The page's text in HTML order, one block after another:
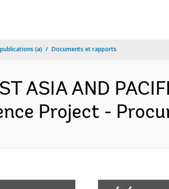
(a) Documents et rapports
ASIA AND
Project -